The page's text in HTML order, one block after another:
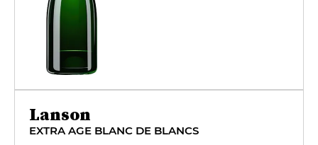
Lanson
EXTRA AGE BLANC DE BLANCS